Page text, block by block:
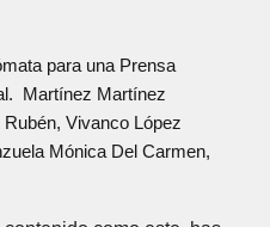
para una Prensa
Martínez Martínez
Vivanco López
Mónica Del Carmen,